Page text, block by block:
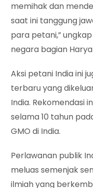
memihak dan
saat ini tanggung
para petani,”
negara bagian
Aksi petani India ini
terbaru yang
India. Rekomendasi
selama 10 tahun
GMO di India.
Perlawanan publik
meluas semenjak
ilmiah yang